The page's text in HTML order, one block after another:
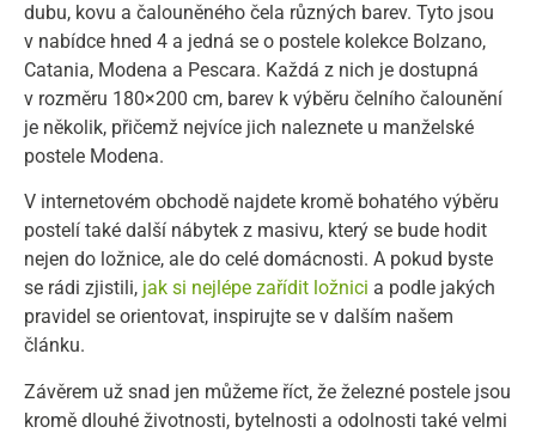
dubu, kovu a čalouněného čela různých barev. Tyto jsou
v nabídce hned 4 a jedná se o postele kolekce Bolzano,
Catania, Modena a Pescara. Každá z nich je dostupná
v rozměru 180×200 cm, barev k výběru čelního čalounění
je několik, přičemž nejvíce jich naleznete u manželské
postele Modena.
V internetovém obchodě najdete kromě bohatého výběru
postelí také další nábytek z masivu, který se bude hodit
nejen do ložnice, ale do celé domácnosti. A pokud byste
se rádi zjistili, jak si nejlépe zařídit ložnici a podle jakých
pravidel se orientovat, inspirujte se v dalším našem
článku.
Závěrem už snad jen můžeme říct, že železné postele jsou
kromě dlouhé životnosti, bytelnosti a odolnosti také velmi